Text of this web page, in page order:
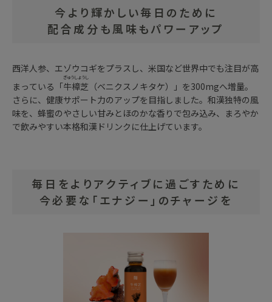
今より輝かしい毎日のために
配合成分も風味もパワーアップ
西洋人参、エゾウコギをプラスし、米国など世界中でも注目が高
まっている「牛樟芝
ぎゅうしょうし
（ベニクスノキタケ）」を300mgへ増量。
さらに、健康サポート力のアップを目指しました。和漢独特の風
味を、蜂蜜のやさしい甘みとほのかな香りで包み込み、まろやか
で飲みやすい本格和漢ドリンクに仕上げています。
毎日をよりアクティブに過ごすために
今必要な「エナジー」のチャージを